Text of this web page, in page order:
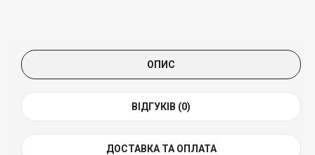
ОПИС
ВІДГУКІВ (0)
ДОСТАВКА ТА ОПЛАТА